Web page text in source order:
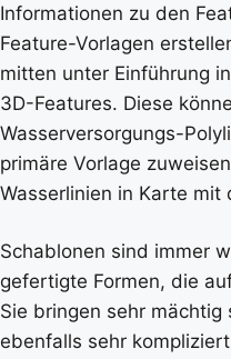
Informationen zu den
Feature-Vorlagen
mitten unter Einführung
3D-Features. Diese
Wasserversorgungs-
primäre Vorlage
Wasserlinien in Karte mit
Schablonen sind immer
gefertigte Formen, die
Sie bringen sehr mächtig
ebenfalls sehr